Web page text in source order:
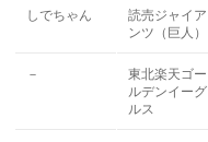
しでちゃん
読売ジャイア
ンツ（巨人）
－
東北楽天ゴー
ルデンイーグ
ルス